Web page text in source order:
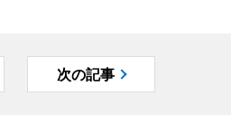
次の記事